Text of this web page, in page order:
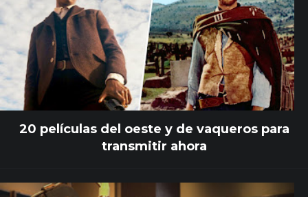
20 películas del oeste y de vaqueros para
transmitir ahora